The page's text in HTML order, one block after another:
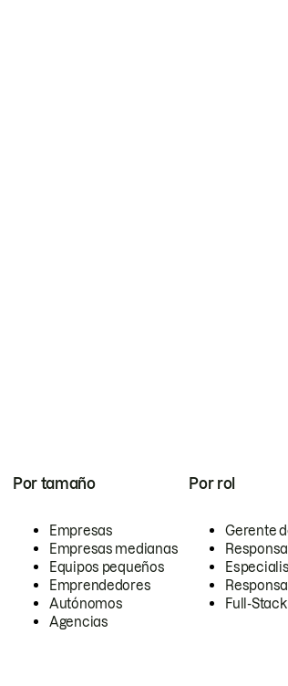
Por tamaño
Empresas
Empresas medianas
Equipos pequeños
Emprendedores
Autónomos
Agencias
Por rol
Gerente
Full-